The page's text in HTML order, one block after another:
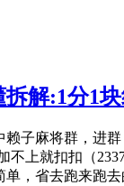
拆解:1分1
子麻将群，进群
不上就扣扣（
单，省去跑来跑